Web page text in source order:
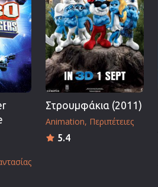
Στρουμφάκια (2011)
Animation Περιπέτειες
5.4